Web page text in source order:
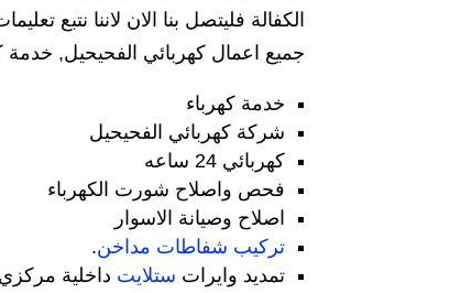
الكفالة فليتصل بنا الان لاننا
جميع اعمال كهربائي الفحيحيل, خدمة
خدمة كهرباء
شركة كهربائي الفحيحيل
كهربائي 24 ساعه
فحص واصلاح شورت الكهرباء
اصلاح وصيانة الاسوار
تركيب شفاطات مداخن.
تمديد وايرات ستلايت داخلية